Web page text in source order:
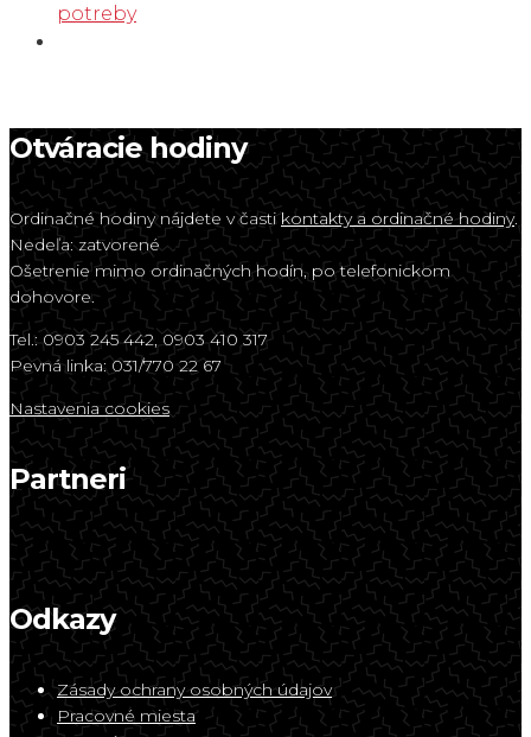
potreby
Otváracie hodiny
Ordinačné hodiny nájdete v častikontakty a ordinačné hodiny.
Nedeľa: zatvorené
Ošetrenie mimo ordinačných hodín, po telefonickom
dohovore.
Tel.: 0903 245 442, 0903 410 317
Pevná linka: 031/770 22 67
Nastavenia cookies
Partneri
Odkazy
Zásady ochrany osobných údajov
Pracovné miesta